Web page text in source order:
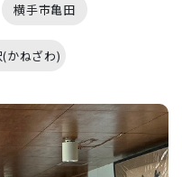
横手市亀田
かねざわ)